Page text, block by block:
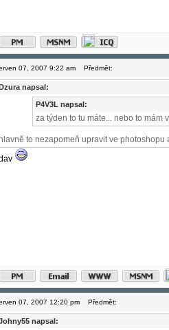
07, 2007 9:22 am Předmět:
napsal:
P4V3L napsal:
za týden to tu máte... nebo to mám
hlavně to nezapomeň upravit ve photoshopu
07, 2007 12:20 pm Předmět:
napsal: